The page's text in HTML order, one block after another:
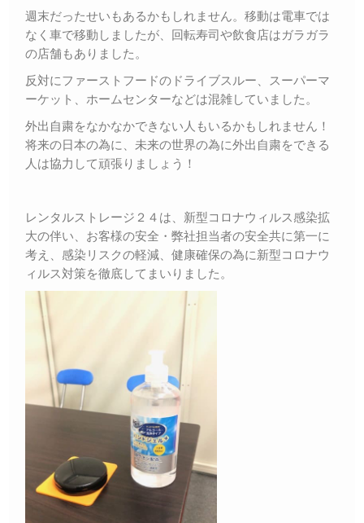
週末だったせいもあるかもしれません。移動は電車では
なく車で移動しましたが、回転寿司や飲食店はガラガラ
の店舗もありました。
反対にファーストフードのドライブスルー、スーパーマ
ーケット、ホームセンターなどは混雑していました。
外出自粛をなかなかできない人もいるかもしれません！
将来の日本の為に、未来の世界の為に外出自粛をできる
人は協力して頑張りましょう！
レンタルストレージ２４は、新型コロナウィルス感染拡
大の伴い、お客様の安全・弊社担当者の安全共に第一に
考え、感染リスクの軽減、健康確保の為に新型コロナウ
ィルス対策を徹底してまいりました。